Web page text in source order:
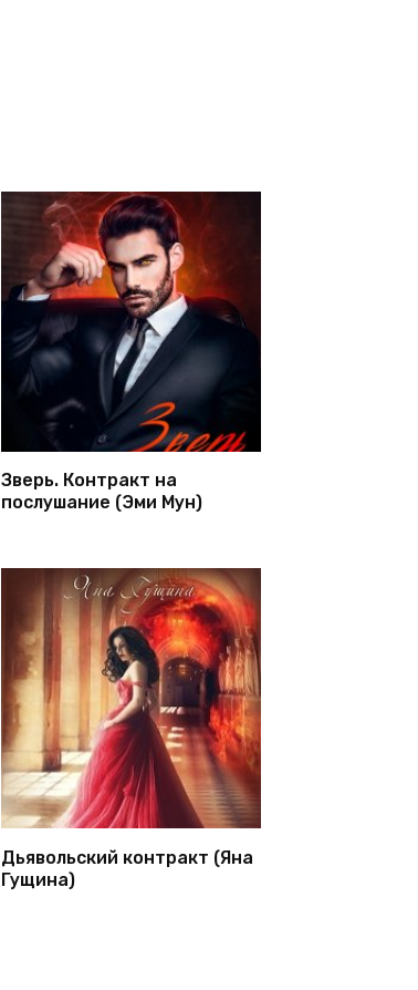
Зверь. Контракт на
послушание (Эми Мун)
Дьявольский контракт (Яна
Гущина)